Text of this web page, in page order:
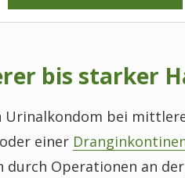
bis starker
Urinalkondom bei
einer
durch Operationen an der